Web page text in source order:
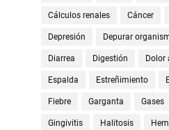
Cálculos renales Cáncer
Depresión Depurar
Diarrea Digestión Dolor
Espalda Estreñimiento
Fiebre Garganta Gases
Gingivitis Halitosis